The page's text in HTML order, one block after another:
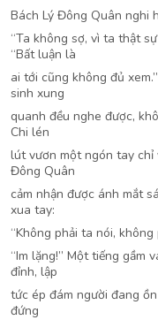
Bách Lý Đông Quân nghi
“Ta không sợ, vì ta thật
“Bất luận là
ai tới cũng không đủ
sinh xung
quanh đều nghe được,
Chi lén
lút vươn một ngón tay chỉ
Đông Quân
cảm nhận được ánh mắt
xua tay:
“Không phải ta nói, không
“Im lặng!” Một tiếng gầm
đỉnh, lập
tức ép đám người đang
đứng